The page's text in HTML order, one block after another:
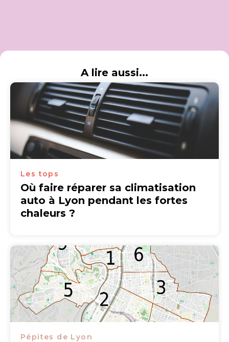
A lire aussi...
Les tops
Où faire réparer sa climatisation
auto à Lyon pendant les fortes
chaleurs ?
Pépites de Lyon